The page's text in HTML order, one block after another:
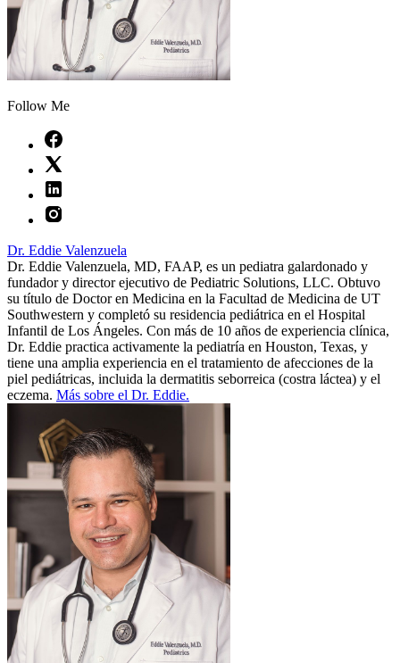
Follow Me
Dr. Eddie Valenzuela
Dr. Eddie Valenzuela, MD, FAAP, es un pediatra galardonado y
fundador y director ejecutivo de Pediatric Solutions, LLC. Obtuvo
su título de Doctor en Medicina en la Facultad de Medicina de UT
Southwestern y completó su residencia pediátrica en el Hospital
Infantil de Los Ángeles. Con más de 10 años de experiencia clínica,
Dr. Eddie practica activamente la pediatría en Houston, Texas, y
tiene una amplia experiencia en el tratamiento de afecciones de la
piel pediátricas, incluida la dermatitis seborreica (costra láctea) y el
eczema. Más sobre el Dr. Eddie.